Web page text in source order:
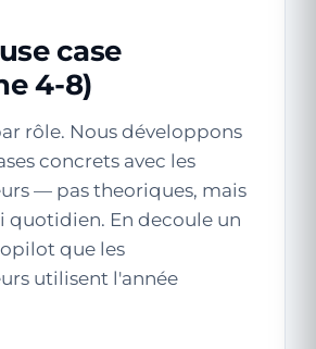
case
4-8)
rôle. Nous développons
concrets avec les
— pas theoriques, mais
quotidien. En decoule un
que les
utilisent l'année